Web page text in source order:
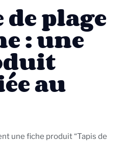
plage
: une
au
une fiche produit “Tapis de